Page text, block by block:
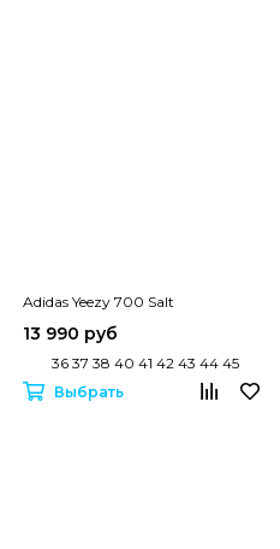
Adidas Yeezy 700 Salt
13 990 руб
36 37 38 40 41 42 43 44 45
Выбрать